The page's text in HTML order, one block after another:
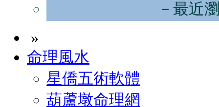
－最近
»
命理風水
星僑五術軟體
葫蘆墩命理網